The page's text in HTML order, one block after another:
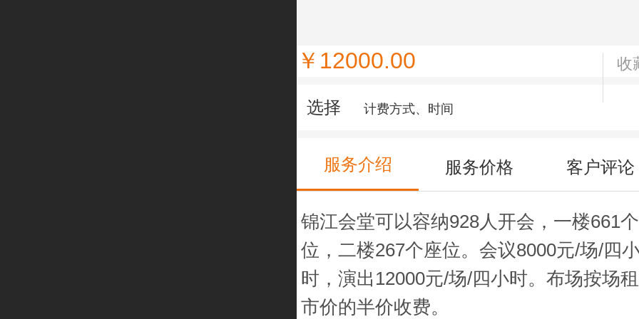
￥12000.00 收
选择 计费方式、时间
服务介绍 服务价格 客户评论
锦江会堂可以容纳928人开会，一楼661
位，二楼267个座位。会议8000元/场/四
时，演出12000元/场/四小时。布场按场
市价的半价收费。